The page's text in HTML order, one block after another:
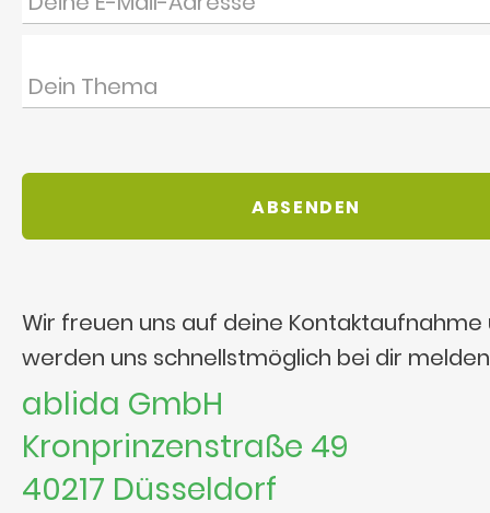
Wir freuen uns auf deine Kontaktaufnahme
werden uns schnellstmöglich bei dir
ablida GmbH
Kronprinzenstraße 49
40217 Düsseldorf